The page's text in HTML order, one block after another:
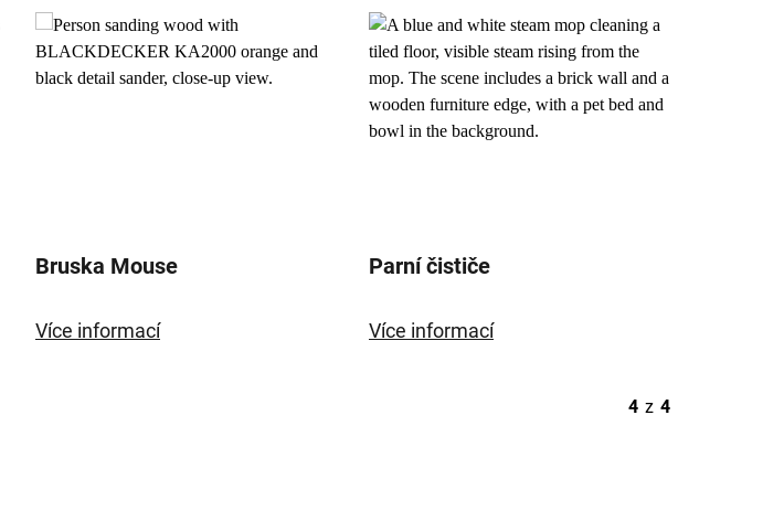
Bruska Mouse
Více informací
Parní čističe
Více informací
4 z 4